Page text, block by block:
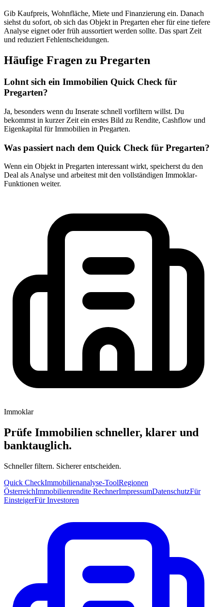
Gib Kaufpreis, Wohnfläche, Miete und Finanzierung ein. Danach
siehst du sofort, ob sich das Objekt in Pregarten eher für eine tiefere
Analyse eignet oder früh aussortiert werden sollte. Das spart Zeit
und reduziert Fehlentscheidungen.
Häufige Fragen zu Pregarten
Lohnt sich ein Immobilien Quick Check für
Pregarten?
Ja, besonders wenn du Inserate schnell vorfiltern willst. Du
bekommst in kurzer Zeit ein erstes Bild zu Rendite, Cashflow und
Eigenkapital für Immobilien in Pregarten.
Was passiert nach dem Quick Check für Pregarten?
Wenn ein Objekt in Pregarten interessant wirkt, speicherst du den
Deal als Analyse und arbeitest mit den vollständigen Immoklar-
Funktionen weiter.
Immoklar
Prüfe Immobilien schneller, klarer und
banktauglich.
Schneller filtern. Sicherer entscheiden.
Quick CheckImmobilienanalyse-ToolRegionen
ÖsterreichImmobilienrendite RechnerImpressumDatenschutzFür
EinsteigerFür Investoren